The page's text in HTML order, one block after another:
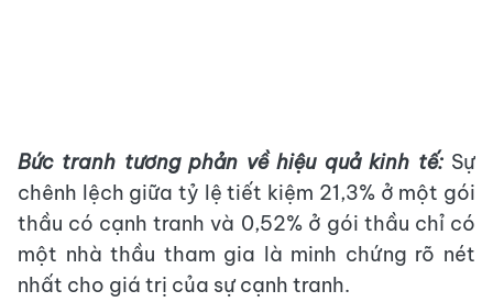
Bức tranh tương phản về hiệu quả kinh tế:Sự
chênh lệch giữa tỷ lệ tiết kiệm 21,3% ở một gói
thầu có cạnh tranh và 0,52% ở gói thầu chỉ có
một nhà thầu tham gia là minh chứng rõ nét
nhất cho giá trị của sự cạnh tranh.